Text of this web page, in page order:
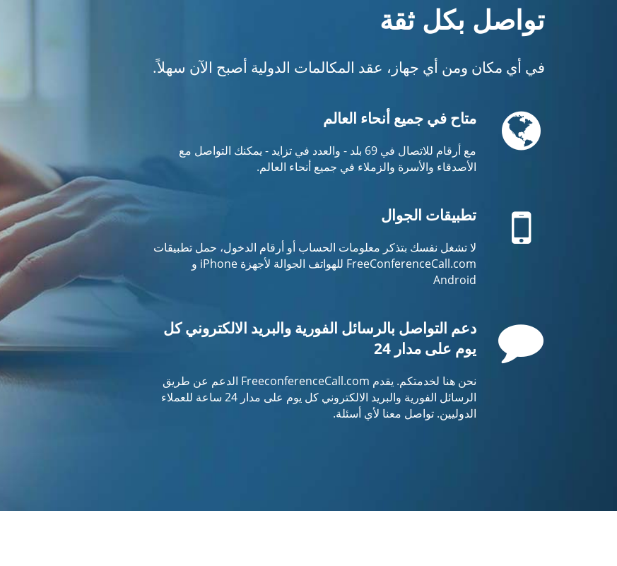
تواصل بكل ثقة
في أي مكان ومن أي جهاز، عقد المكالمات الدولية أصبح الآن سهلاً.
Globeمتاح في جميع أنحاء العالم
مع أرقام للاتصال في 69 بلد - والعدد في تزايد - يمكنك التواصل مع
الأصدقاء والأسرة والزملاء في جميع أنحاء العالم.
Mobileتطبيقات الجوال
لا تشغل نفسك بتذكر معلومات الحساب أو أرقام الدخول، حمل تطبيقات
FreeConferenceCall.com للهواتف الجوالة لأجهزة iPhone و
Android
Comment
دعم التواصل بالرسائل الفورية والبريد الالكتروني كل
يوم على مدار 24
نحن هنا لخدمتكم. يقدم FreeconferenceCall.com الدعم عن طريق
الرسائل الفورية والبريد الالكتروني كل يوم على مدار 24 ساعة للعملاء
الدوليين. تواصل معنا لأي أسئلة.